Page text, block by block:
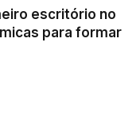
escritório no
para formar